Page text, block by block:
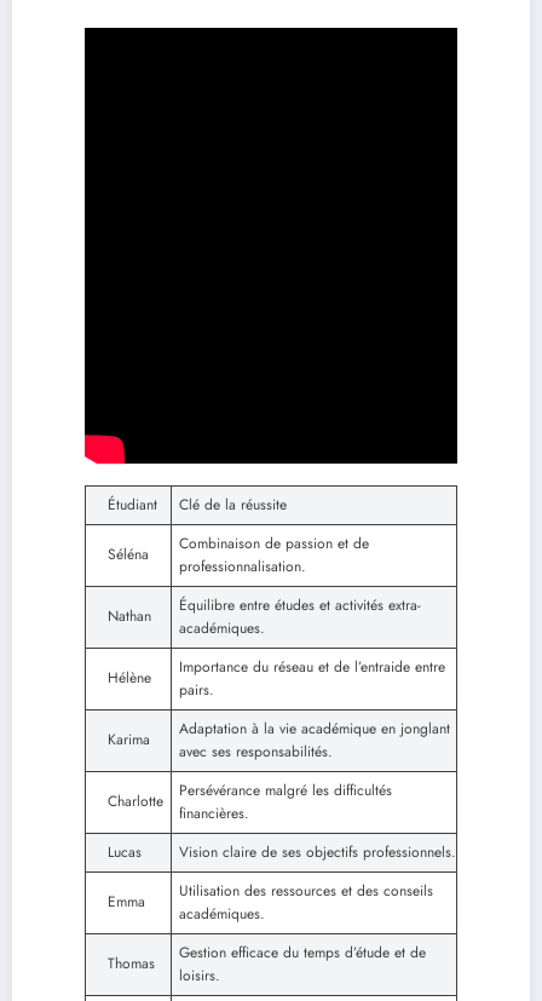
Étudiant Clé de la réussite
Séléna
Combinaison de passion et de
professionnalisation.
Nathan
Équilibre entre études et activités extra-
académiques.
Hélène
Importance du réseau et de l’entraide entre
pairs.
Karima
Adaptation à la vie académique en jonglant
avec ses responsabilités.
Charlotte
Persévérance malgré les difficultés
financières.
Lucas
Vision claire de ses objectifs professionnels.
Emma
Utilisation des ressources et des conseils
académiques.
Thomas
Gestion efficace du temps d’étude et de
loisirs.